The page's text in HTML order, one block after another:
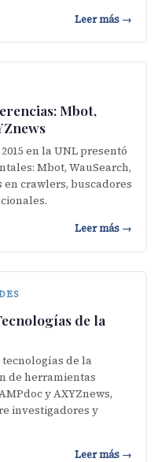
Leer más →
Mbot,
en la UNL presentó
Mbot, WauSearch,
en crawlers, buscadores
Leer más →
de la
tecnologías de la
de herramientas
y AXYZnews,
investigadores y
Leer más →